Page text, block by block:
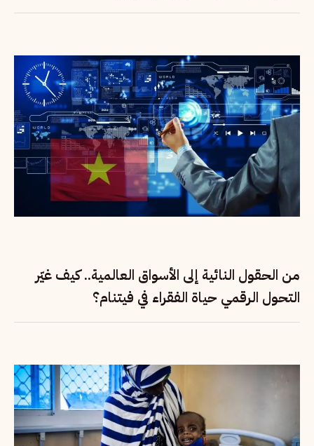
من الحقول النائية إلى الأسواق العالمية.. كيف غيّر
التحول الرقمي حياة الفقراء في فيتنام؟